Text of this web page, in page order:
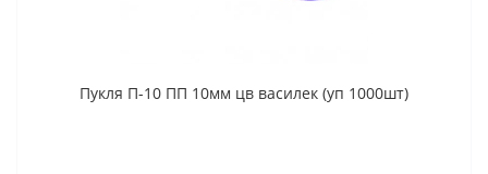
Пукля П-10 ПП 10мм цв василек (уп 1000шт)